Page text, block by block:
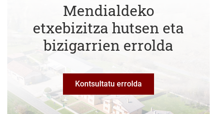
Mendialdeko
etxebizitza hutsen eta
bizigarrien errolda
Kontsultatu errolda